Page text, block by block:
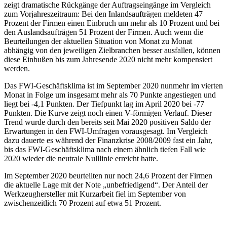
zeigt dramatische Rückgänge der Auftragseingänge im Vergleich
zum Vorjahreszeitraum: Bei den Inlandsaufträgen meldeten 47
Prozent der Firmen einen Einbruch um mehr als 10 Prozent und bei
den Auslandsaufträgen 51 Prozent der Firmen. Auch wenn die
Beurteilungen der aktuellen Situation von Monat zu Monat
abhängig von den jeweiligen Zielbranchen besser ausfallen, können
diese Einbußen bis zum Jahresende 2020 nicht mehr kompensiert
werden.
Das FWI-Geschäftsklima ist im September 2020 nunmehr im vierten
Monat in Folge um insgesamt mehr als 70 Punkte angestiegen und
liegt bei -4,1 Punkten. Der Tiefpunkt lag im April 2020 bei -77
Punkten. Die Kurve zeigt noch einen V-förmigen Verlauf. Dieser
Trend wurde durch den bereits seit Mai 2020 positiven Saldo der
Erwartungen in den FWI-Umfragen vorausgesagt. Im Vergleich
dazu dauerte es während der Finanzkrise 2008/2009 fast ein Jahr,
bis das FWI-Geschäftsklima nach einem ähnlich tiefen Fall wie
2020 wieder die neutrale Nulllinie erreicht hatte.
Im September 2020 beurteilten nur noch 24,6 Prozent der Firmen
die aktuelle Lage mit der Note „unbefriedigend“. Der Anteil der
Werkzeughersteller mit Kurzarbeit fiel im September von
zwischenzeitlich 70 Prozent auf etwa 51 Prozent.